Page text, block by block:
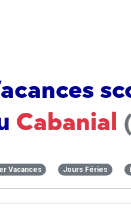
Cabanial
Vacances Jours Féries